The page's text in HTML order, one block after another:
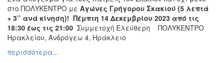
στο ΠΟΛΥΚΕΝΤΡΟ με Αγώνες Γρήγορου Σκακιού (5 λεπτά
+ 3’’ ανά κίνηση)! Πέμπτη 14 Δεκεμβρίου 2023 από τις
18:30 έως τις 21:00 Συμμετοχή Ελεύθερη ΠΟΛΥΚΕΝΤΡΟ
Ηρακλείου, Ανδρόγεω 4, Ηράκλειο
περισσότερα...